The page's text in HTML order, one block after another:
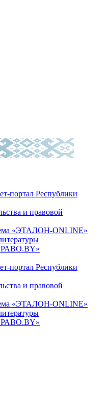
портал Республики
и правовой
«ЭТАЛОН-ONLINE»
портал Республики
и правовой
«ЭТАЛОН-ONLINE»